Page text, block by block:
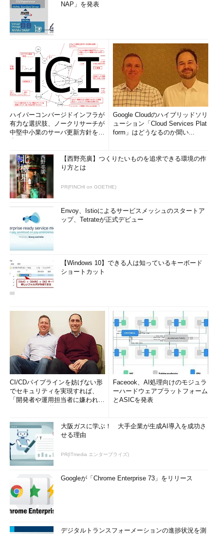
NAP」を発表
ハイパーコンバージドインフラが
有力な選択肢、ノークリサーチが
中堅中小業のサーバ更新方針を調
Google Cloudのハイブリッドソリ
ューション「Cloud Services Plat
form」はどうなるのか聞い...
【西野亮廣】つくりたいものを追求できる環境の作
り方とは
PR(FINCHI on GOETHE)
Envoy、Istioによるサービスメッシュのスタートア
ップ、Tetrateが正式デビュー
【Windows 10】できる人は知っているキーボード
ショートカット
CI/CDパイプラインを妨げない形
でセキュリティを実現すれば、
「開発者や運用担当者に嫌われな
Faceook、AI処理向けのモジュラ
ーハードウェアプラットフォーム
とASICを発表
大阪ガスに学ぶ！ 大手企業が生成AI導入を成功さ
せる理由
PR(ITmedia エンタープライズ)
Googleが「Chrome Enterprise 73」をリリース
デジタルトランスフォーメーションの進捗状況を測